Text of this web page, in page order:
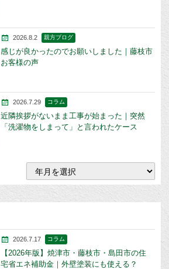
2026.8.2 親方ブログ
感じが良かったのでお願いしました｜藤枝市
お客様の声
2026.7.29 コラム
近隣挨拶がないまま工事が始まった｜突然
「洗濯物をしまって」と言われたケース
2026.7.17 コラム
【2026年版】焼津市・藤枝市・島田市の住
宅省エネ補助金｜外壁塗装にも使える？